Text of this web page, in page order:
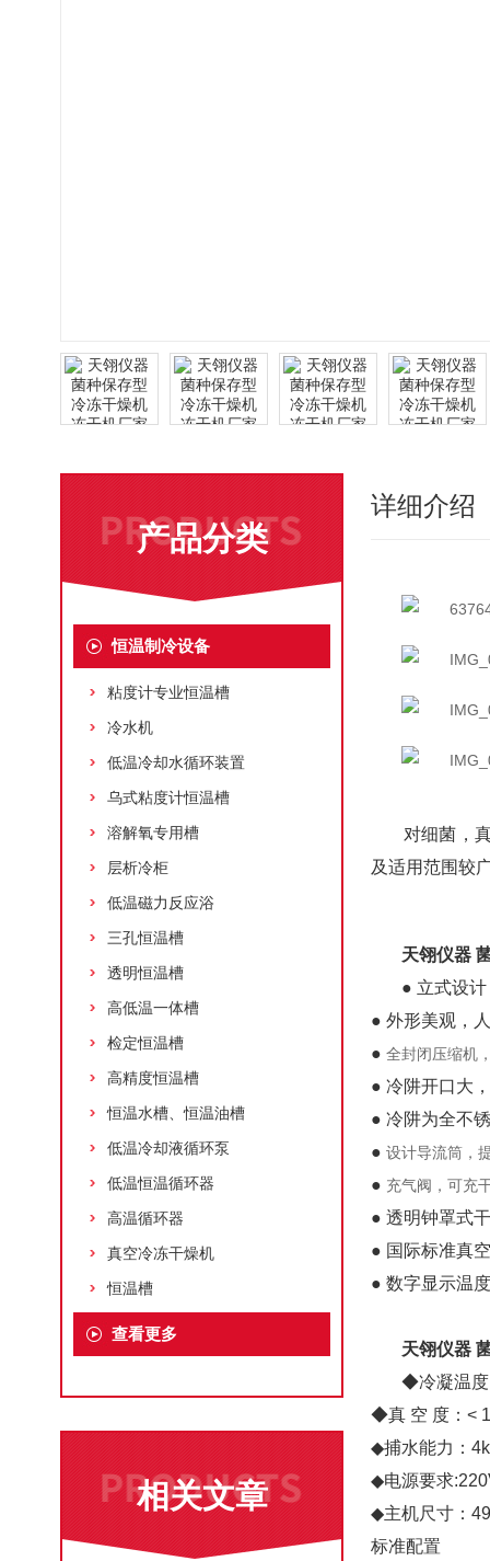
产品分类
恒温制冷设备
粘度计专业恒温槽
冷水机
低温冷却水循环装置
乌式粘度计恒温槽
溶解氧专用槽
层析冷柜
低温磁力反应浴
三孔恒温槽
透明恒温槽
高低温一体槽
检定恒温槽
高精度恒温槽
恒温水槽、恒温油槽
低温冷却液循环泵
低温恒温循环器
高温循环器
真空冷冻干燥机
恒温槽
查看更多
相关文章
详细介绍
对细菌，
及适用范围较
天翎仪器
● 立式设
● 外形美观，
● 全封闭压缩机
● 冷阱开口大
● 冷阱为全不
● 设计导流筒，
● 充气阀，可充
● 透明钟罩式
● 国际标准真
● 数字显示温
天翎仪器
◆冷凝温
◆真 空 度：<
◆捕水能力：
◆电源要求
◆主机尺寸：
标准配置